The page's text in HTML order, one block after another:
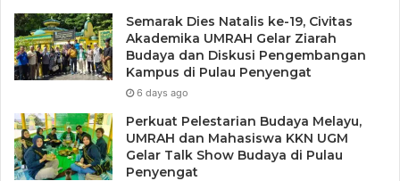
Semarak Dies Natalis ke-19, Civitas
Akademika UMRAH Gelar Ziarah
Budaya dan Diskusi Pengembangan
Kampus di Pulau Penyengat
6 days ago
Perkuat Pelestarian Budaya Melayu,
UMRAH dan Mahasiswa KKN UGM
Gelar Talk Show Budaya di Pulau
Penyengat